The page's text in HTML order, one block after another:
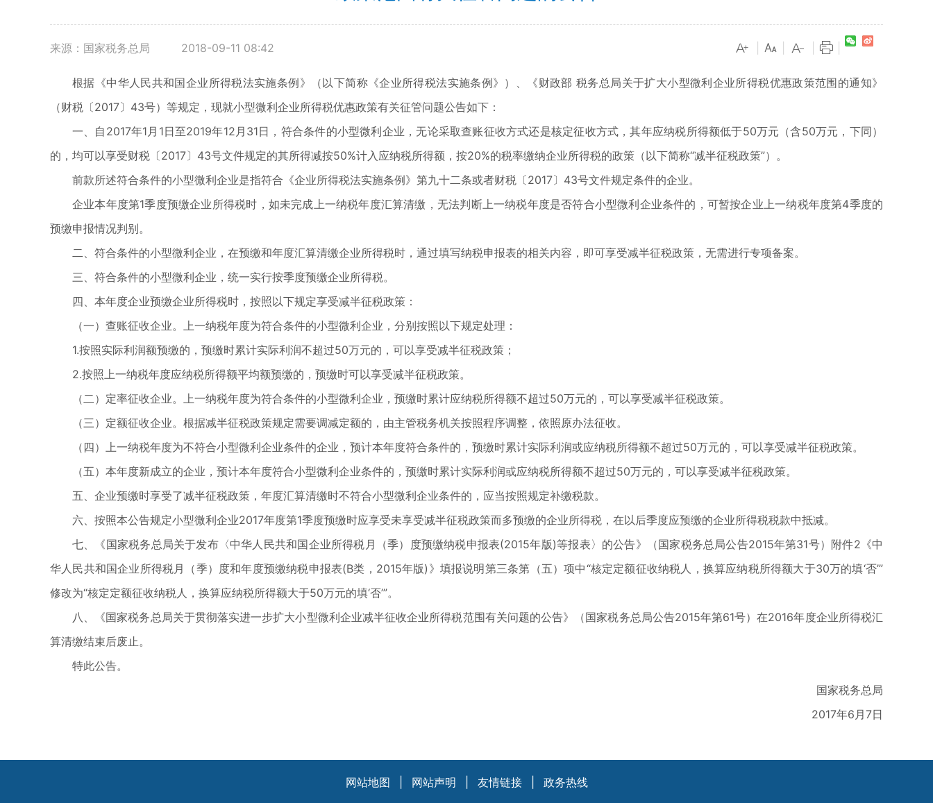
来源：国家税务总局 2018-09-11 08:42
根据《中华人民共和国企业所得税法实施条例》（以下简称《企业所得税法实施条例》）、《财政部 税务总局关于扩大小型微利企业所得税优惠政策范围的通知》
（财税〔2017〕43号）等规定，现就小型微利企业所得税优惠政策有关征管问题公告如下：
一、自2017年1月1日至2019年12月31日，符合条件的小型微利企业，无论采取查账征收方式还是核定征收方式，其年应纳税所得额低于50万元（含50万元，下同）
的，均可以享受财税〔2017〕43号文件规定的其所得减按50%计入应纳税所得额，按20%的税率缴纳企业所得税的政策（以下简称“减半征税政策”）。
前款所述符合条件的小型微利企业是指符合《企业所得税法实施条例》第九十二条或者财税〔2017〕43号文件规定条件的企业。
企业本年度第1季度预缴企业所得税时，如未完成上一纳税年度汇算清缴，无法判断上一纳税年度是否符合小型微利企业条件的，可暂按企业上一纳税年度第4季度的
预缴申报情况判别。
二、符合条件的小型微利企业，在预缴和年度汇算清缴企业所得税时，通过填写纳税申报表的相关内容，即可享受减半征税政策，无需进行专项备案。
三、符合条件的小型微利企业，统一实行按季度预缴企业所得税。
四、本年度企业预缴企业所得税时，按照以下规定享受减半征税政策：
（一）查账征收企业。上一纳税年度为符合条件的小型微利企业，分别按照以下规定处理：
1.按照实际利润额预缴的，预缴时累计实际利润不超过50万元的，可以享受减半征税政策；
2.按照上一纳税年度应纳税所得额平均额预缴的，预缴时可以享受减半征税政策。
（二）定率征收企业。上一纳税年度为符合条件的小型微利企业，预缴时累计应纳税所得额不超过50万元的，可以享受减半征税政策。
（三）定额征收企业。根据减半征税政策规定需要调减定额的，由主管税务机关按照程序调整，依照原办法征收。
（四）上一纳税年度为不符合小型微利企业条件的企业，预计本年度符合条件的，预缴时累计实际利润或应纳税所得额不超过50万元的，可以享受减半征税政策。
（五）本年度新成立的企业，预计本年度符合小型微利企业条件的，预缴时累计实际利润或应纳税所得额不超过50万元的，可以享受减半征税政策。
五、企业预缴时享受了减半征税政策，年度汇算清缴时不符合小型微利企业条件的，应当按照规定补缴税款。
六、按照本公告规定小型微利企业2017年度第1季度预缴时应享受未享受减半征税政策而多预缴的企业所得税，在以后季度应预缴的企业所得税税款中抵减。
七、《国家税务总局关于发布〈中华人民共和国企业所得税月（季）度预缴纳税申报表(2015年版)等报表〉的公告》（国家税务总局公告2015年第31号）附件2《中
华人民共和国企业所得税月（季）度和年度预缴纳税申报表(B类，2015年版)》填报说明第三条第（五）项中“核定定额征收纳税人，换算应纳税所得额大于30万的填‘否’”
修改为“核定定额征收纳税人，换算应纳税所得额大于50万元的填‘否’”。
八、《国家税务总局关于贯彻落实进一步扩大小型微利企业减半征收企业所得税范围有关问题的公告》（国家税务总局公告2015年第61号）在2016年度企业所得税汇
算清缴结束后废止。
特此公告。
国家税务总局
2017年6月7日
网站地图 网站声明 友情链接 政务热线